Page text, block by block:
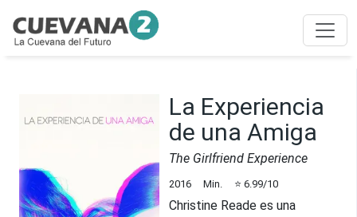
La Experiencia
de una Amiga
The Girlfriend Experience
2016 Min. ⭐ 6.99/10
Christine Reade es una